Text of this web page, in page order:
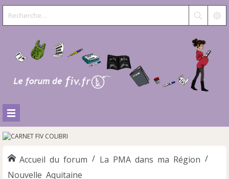
Accueil du forum
La PMA dans ma Région
Nouvelle Aquitaine